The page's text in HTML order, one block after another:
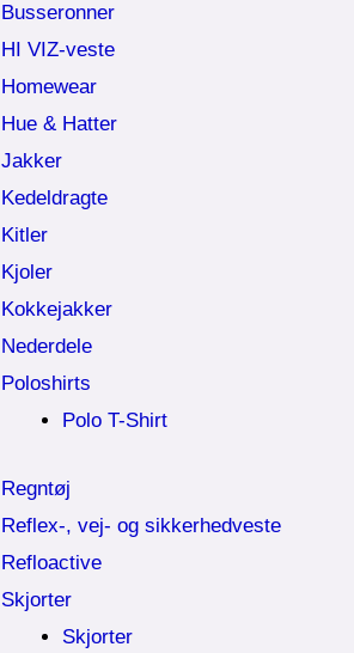
Busseronner
HI VIZ-veste
Homewear
Hue & Hatter
Jakker
Kedeldragte
Kitler
Kjoler
Kokkejakker
Nederdele
Poloshirts
Polo T-Shirt
Regntøj
Reflex-, vej- og sikkerhedveste
Refloactive
Skjorter
Skjorter